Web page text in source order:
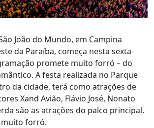
João do Mundo, em Campina
da Paraíba, começa nesta sexta-
promete muito forró – do
A festa realizada no Parque
da cidade, terá como atrações de
Xand Avião, Flávio José, Nonato
são as atrações do palco principal.
forró.